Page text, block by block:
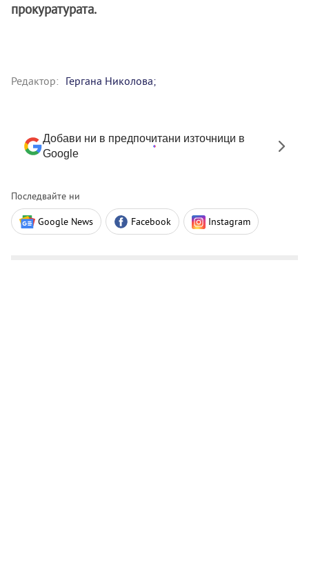
прокуратурата.
Редактор: Гергана Николова;
Добави ни в предпочитани източници в
Google
Последвайте ни
Google News Facebook Instagram